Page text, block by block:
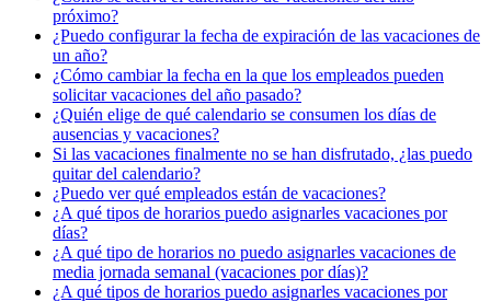
próximo?
¿Puedo configurar la fecha de expiración de las vacaciones de
un año?
¿Cómo cambiar la fecha en la que los empleados pueden
solicitar vacaciones del año pasado?
¿Quién elige de qué calendario se consumen los días de
ausencias y vacaciones?
Si las vacaciones finalmente no se han disfrutado, ¿las puedo
quitar del calendario?
¿Puedo ver qué empleados están de vacaciones?
¿A qué tipos de horarios puedo asignarles vacaciones por
días?
¿A qué tipo de horarios no puedo asignarles vacaciones de
media jornada semanal (vacaciones por días)?
¿A qué tipos de horarios puedo asignarles vacaciones por